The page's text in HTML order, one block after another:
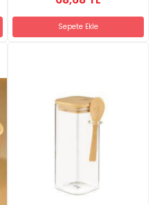
Sepete Ekle